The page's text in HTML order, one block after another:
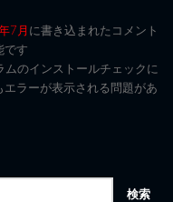
7月に書き込まれたコメント
です
のインストールチェックに
ラーが表示される問題があ